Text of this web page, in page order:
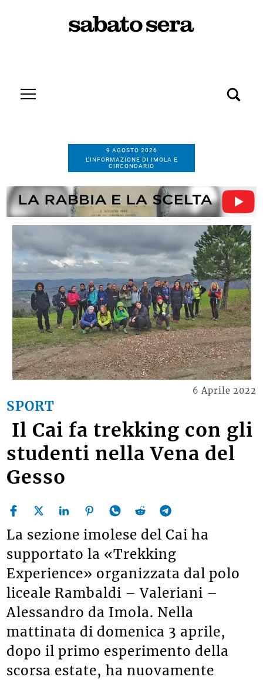
9 AGOSTO 2026
L’INFORMAZIONE DI IMOLA E
CIRCONDARIO
SPORT
6 Aprile 2022
Il Cai fa trekking con gli
studenti nella Vena del
Gesso
La sezione imolese del Cai ha
supportato la «Trekking
Experience» organizzata dal polo
liceale Rambaldi – Valeriani –
Alessandro da Imola. Nella
mattinata di domenica 3 aprile,
dopo il primo esperimento della
scorsa estate, ha nuovamente